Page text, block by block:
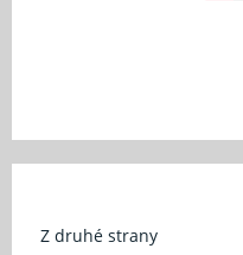
Z druhé strany